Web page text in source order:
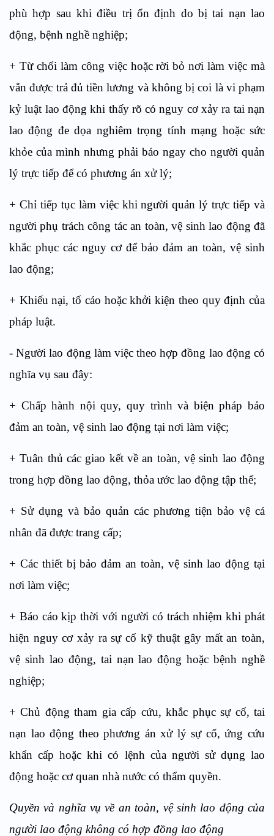
phù hợp sau khi điều trị ổn định do bị tai nạn lao
động, bệnh nghề nghiệp;
+ Từ chối làm công việc hoặc rời bỏ nơi làm việc mà
vẫn được trả đủ tiền lương và không bị coi là vi phạm
kỷ luật lao động khi thấy rõ có nguy cơ xảy ra tai nạn
lao động đe dọa nghiêm trọng tính mạng hoặc sức
khỏe của mình nhưng phải báo ngay cho người quản
lý trực tiếp để có phương án xử lý;
+ Chỉ tiếp tục làm việc khi người quản lý trực tiếp và
người phụ trách công tác an toàn, vệ sinh lao động đã
khắc phục các nguy cơ để bảo đảm an toàn, vệ sinh
lao động;
+ Khiếu nại, tố cáo hoặc khởi kiện theo quy định của
pháp luật.
- Người lao động làm việc theo hợp đồng lao động có
nghĩa vụ sau đây:
+ Chấp hành nội quy, quy trình và biện pháp bảo
đảm an toàn, vệ sinh lao động tại nơi làm việc;
+ Tuân thủ các giao kết về an toàn, vệ sinh lao động
trong hợp đồng lao động, thỏa ước lao động tập thể;
+ Sử dụng và bảo quản các phương tiện bảo vệ cá
nhân đã được trang cấp;
+ Các thiết bị bảo đảm an toàn, vệ sinh lao động tại
nơi làm việc;
+ Báo cáo kịp thời với người có trách nhiệm khi phát
hiện nguy cơ xảy ra sự cố kỹ thuật gây mất an toàn,
vệ sinh lao động, tai nạn lao động hoặc bệnh nghề
nghiệp;
+ Chủ động tham gia cấp cứu, khắc phục sự cố, tai
nạn lao động theo phương án xử lý sự cố, ứng cứu
khẩn cấp hoặc khi có lệnh của người sử dụng lao
động hoặc cơ quan nhà nước có thẩm quyền.
Quyền và nghĩa vụ về an toàn, vệ sinh lao động của
người lao động không có hợp đồng lao động